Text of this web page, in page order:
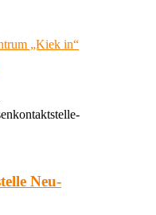
„Kiek in“
Neu-